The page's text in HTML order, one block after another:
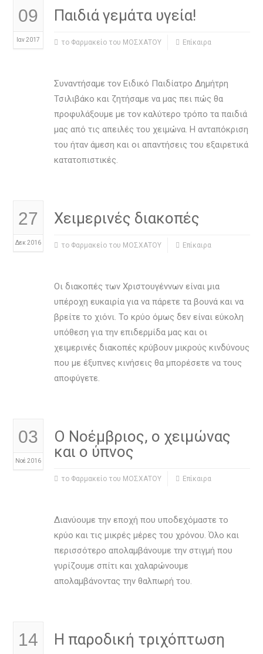
09
Ιαν 2017
Παιδιά γεμάτα υγεία!
το Φαρμακείο του ΜΟΣΧΑΤΟΥ Επίκαιρα
Συναντήσαμε τον Ειδικό Παιδίατρο Δημήτρη
Τσιλιβάκο και ζητήσαμε να μας πει πώς θα
προφυλάξουμε με τον καλύτερο τρόπο τα παιδιά
μας από τις απειλές του χειμώνα. Η ανταπόκριση
του ήταν άμεση και οι απαντήσεις του εξαιρετικά
κατατοπιστικές.
27
Δεκ 2016
Χειμερινές διακοπές
το Φαρμακείο του ΜΟΣΧΑΤΟΥ Επίκαιρα
Οι διακοπές των Χριστουγέννων είναι μια
υπέροχη ευκαιρία για να πάρετε τα βουνά και να
βρείτε το χιόνι. Το κρύο όμως δεν είναι εύκολη
υπόθεση για την επιδερμίδα μας και οι
χειμερινές διακοπές κρύβουν μικρούς κινδύνους
που με έξυπνες κινήσεις θα μπορέσετε να τους
αποφύγετε.
03
Νοέ 2016
Ο Νοέμβριος, ο χειμώνας
και ο ύπνος
το Φαρμακείο του ΜΟΣΧΑΤΟΥ Επίκαιρα
Διανύουμε την εποχή που υποδεχόμαστε το
κρύο και τις μικρές μέρες του χρόνου. Όλο και
περισσότερο απολαμβάνουμε την στιγμή που
γυρίζουμε σπίτι και χαλαρώνουμε
απολαμβάνοντας την θαλπωρή του.
14 Η παροδική τριχόπτωση